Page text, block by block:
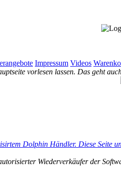
Impressum Videos
vorlesen lassen. Das geht
Dolphin Händler. Diese Seite
Wiederverkäufer der